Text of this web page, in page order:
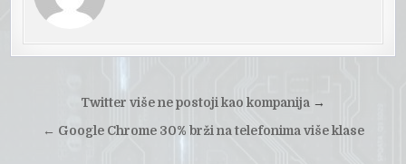
navigation
Twitter više ne postoji kao kompanija →
← Google Chrome 30% brži na telefonima više klase